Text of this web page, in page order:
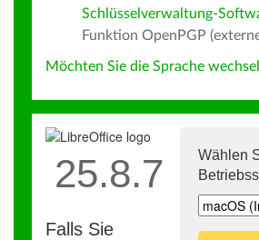
Schlüsselverwaltung-
Funktion OpenPGP
Möchten Sie die Sprache
Wählen
25.8.7
Falls Sie